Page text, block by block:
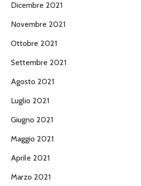
Dicembre 2021
Novembre 2021
Ottobre 2021
Settembre 2021
Agosto 2021
Luglio 2021
Giugno 2021
Maggio 2021
Aprile 2021
Marzo 2021